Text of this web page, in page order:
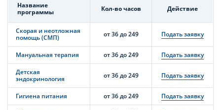
Название
программы
Кол-во часов Действие
Скорая и неотложная
помощь (СМП)
от 36 до 249 Подать заявку
Мануальная терапия от 36 до 249 Подать заявку
Детская
эндокринология
от 36 до 249 Подать заявку
Гигиена питания от 36 до 249 Подать заявку